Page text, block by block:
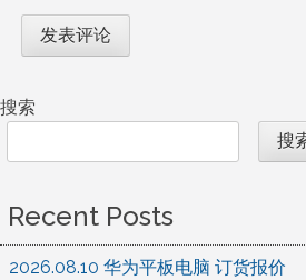
搜索
搜
Recent Posts
2026.08.10 华为平板电脑 订货报价